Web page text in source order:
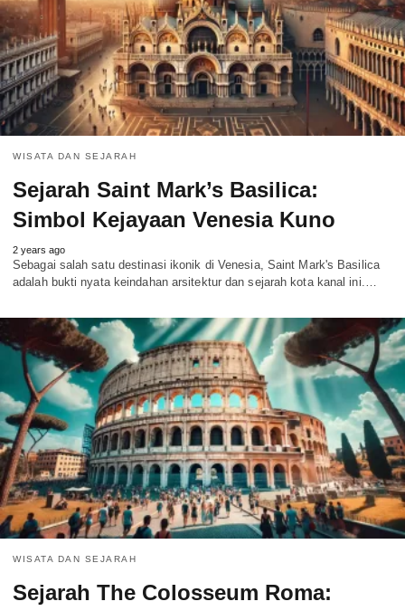
WISATA DAN SEJARAH
Sejarah Saint Mark’s Basilica:
Simbol Kejayaan Venesia Kuno
2 years ago
Sebagai salah satu destinasi ikonik di Venesia, Saint Mark's Basilica
adalah bukti nyata keindahan arsitektur dan sejarah kota kanal ini.…
WISATA DAN SEJARAH
Sejarah The Colosseum Roma: